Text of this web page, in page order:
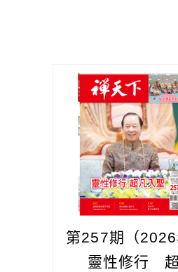
第257期（2026
靈性修行